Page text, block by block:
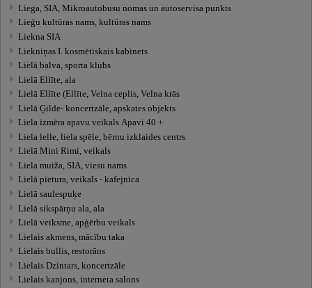
Liega, SIA, Mikroautobusu nomas un autoservisa punkts
Lieģu kultūras nams, kultūras nams
Liekna SIA
Liekniņas I. kosmētiskais kabinets
Lielā balva, sporta klubs
Lielā Ellīte, ala
Lielā Ellīte (Ellīte, Velna ceplis, Velna krās
Lielā Ģilde- koncertzāle, apskates objekts
Liela izmēra apavu veikals Apavi 40 +
Liela lelle, liela spēle, bērnu izklaides centrs
Lielā Mini Rimi, veikals
Liela muiža, SIA, viesu nams
Lielā pietura, veikals - kafejnīca
Lielā saulespuķe
Lielā sikspārņu ala, ala
Lielā veiksme, apģērbu veikals
Lielais akmens, mācību taka
Lielais bullis, restorāns
Lielais Dzintars, koncertzāle
Lielais kanjons, interneta salons